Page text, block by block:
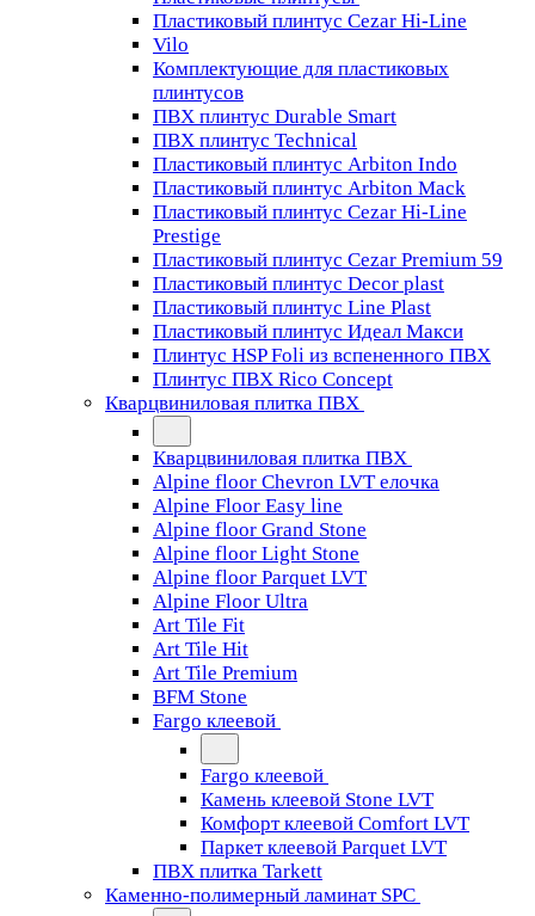
Пластиковый плинтус Cezar Hi-Line
Vilo
Комплектующие для пластиковых
плинтусов
ПВХ плинтус Durable Smart
ПВХ плинтус Technical
Пластиковый плинтус Arbiton Indo
Пластиковый плинтус Arbiton Mack
Пластиковый плинтус Cezar Hi-Line
Prestige
Пластиковый плинтус Cezar Premium 59
Пластиковый плинтус Decor plast
Пластиковый плинтус Line Plast
Пластиковый плинтус Идеал Макси
Плинтус HSP Foli из вспененного ПВХ
Плинтус ПВХ Rico Concept
Кварцвиниловая плитка ПВХ
Кварцвиниловая плитка ПВХ
Alpine floor Chevron LVT елочка
Alpine Floor Easy line
Alpine floor Grand Stone
Alpine floor Light Stone
Alpine floor Parquet LVT
Alpine Floor Ultra
Art Tile Fit
Art Tile Hit
Art Tile Premium
BFM Stone
Fargo клеевой
Fargo клеевой
Камень клеевой Stone LVT
Комфорт клеевой Comfort LVT
Паркет клеевой Parquet LVT
ПВХ плитка Tarkett
Каменно-полимерный ламинат SPC